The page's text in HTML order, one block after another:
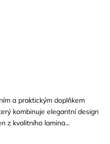
a praktickým doplňkem
kombinuje elegantní design
z kvalitního lamina...